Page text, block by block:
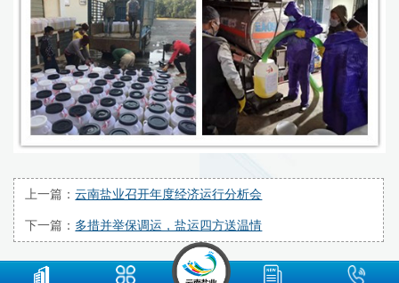
上一篇：云南盐业召开年度经济运行分析会
下一篇： 多措并举保调运，盐运四方送温情